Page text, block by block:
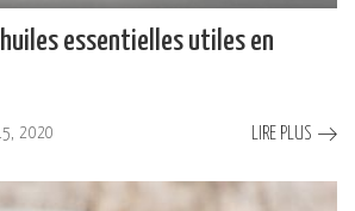
essentielles utiles en
2020 LIRE PLUS